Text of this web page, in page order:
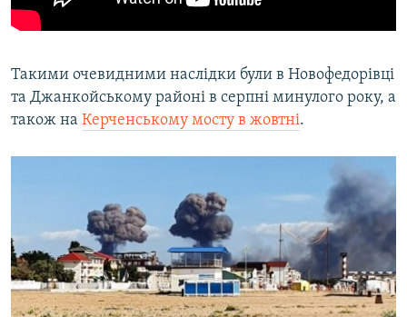
Такими очевидними наслідки були в Новофедорівці
та Джанкойському районі в серпні минулого року, а
також на Керченському мосту в жовтні.